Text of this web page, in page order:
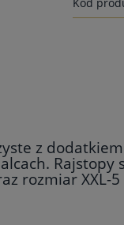
Kod
z
Rajstopy
rozmiar XXL-